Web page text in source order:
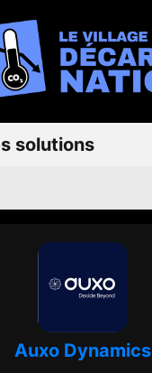
solutions
Auxo Dynamics